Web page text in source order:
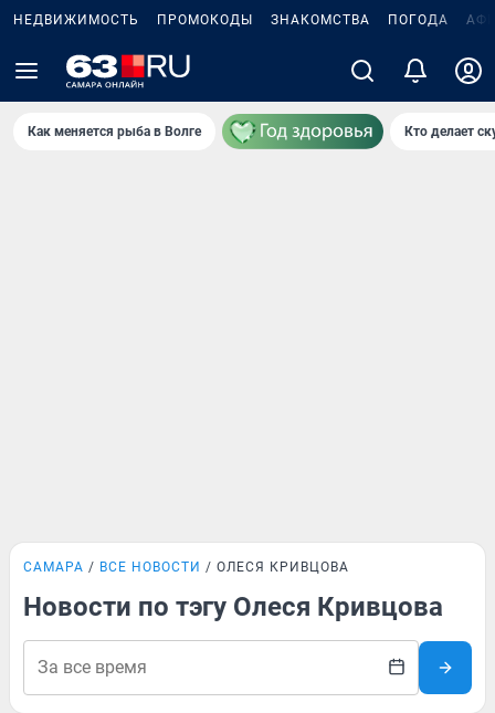
НЕДВИЖИМОСТЬ ПРОМОКОДЫ ЗНАКОМСТВА ПОГОДА
Как меняется рыба в Волге Кто делает
САМАРА ВСЕ НОВОСТИ ОЛЕСЯ КРИВЦОВА
Новости по тэгу Олеся Кривцова